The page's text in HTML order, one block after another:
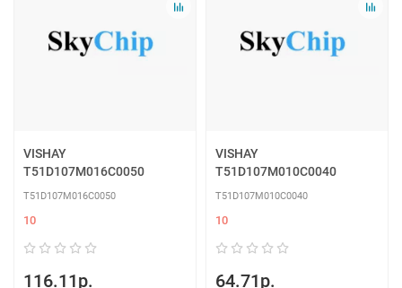
VISHAY
T51D107M016C0050
T51D107M016C0050
10
116.11р.
VISHAY
T51D107M010C0040
T51D107M010C0040
10
64.71р.